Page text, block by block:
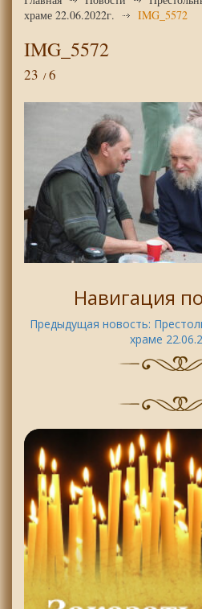
храме 22.06.2022г.
IMG_5572
IMG_5572
23 6
Навигация
Предыдущая новость:
храме